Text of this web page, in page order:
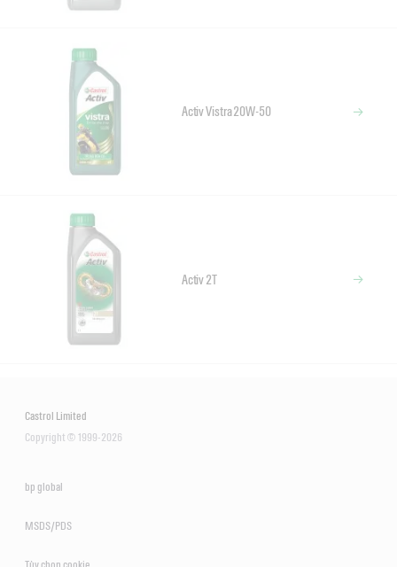
Activ Vistra 20W-50
Activ 2T
Castrol Limited
Copyright © 1999-2026
bp global
MSDS/PDS